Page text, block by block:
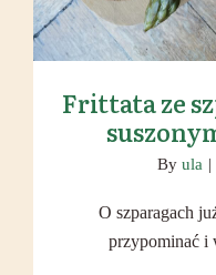
Frittata ze
By ula |
O szparagach
przypominać i